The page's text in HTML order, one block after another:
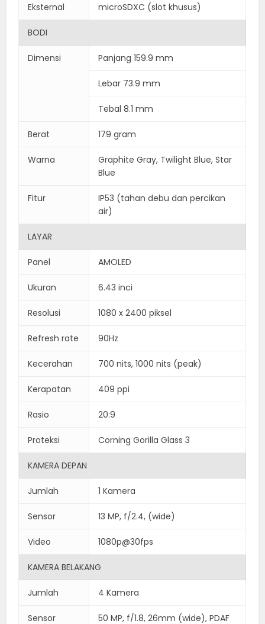
Eksternal microSDXC (slot khusus)
BODI
Dimensi Panjang 159.9 mm
Lebar 73.9 mm
Tebal 8.1 mm
Berat 179 gram
Warna
Graphite Gray, Twilight Blue, Star
Blue
Fitur
IP53 (tahan debu dan percikan
air)
LAYAR
Panel AMOLED
Ukuran 6.43 inci
Resolusi 1080 x 2400 piksel
Refresh rate 90Hz
Kecerahan 700 nits, 1000 nits (peak)
Kerapatan 409 ppi
Rasio 20:9
Proteksi Corning Gorilla Glass 3
KAMERA DEPAN
Jumlah 1 Kamera
Sensor 13 MP, f/2.4, (wide)
Video 1080p@30fps
KAMERA BELAKANG
Jumlah 4 Kamera
Sensor 50 MP, f/1.8, 26mm (wide), PDAF